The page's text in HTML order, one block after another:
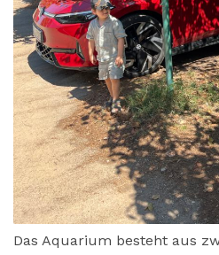
Das Aquarium besteht aus